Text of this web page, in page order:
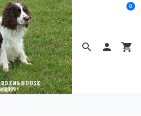
search  shopping_cart
0